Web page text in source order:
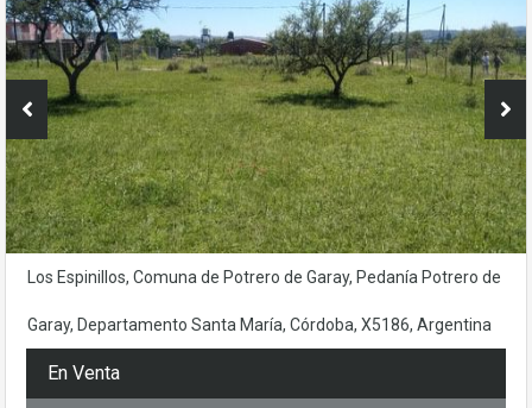
Los Espinillos, Comuna de Potrero de Garay, Pedanía Potrero de
Garay, Departamento Santa María, Córdoba, X5186, Argentina
En Venta